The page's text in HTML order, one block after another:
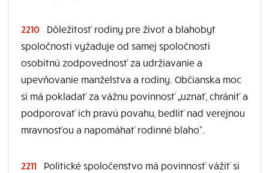
2210
Dôležitosť rodiny pre život a blahobyt
spoločnosti vyžaduje od samej spoločnosti
osobitnú zodpovednosť za udržiavanie a
upevňovanie manželstva a rodiny. Občianska moc
si má pokladať za vážnu povinnosť „uznať, chrániť a
podporovať ich pravú povahu, bedliť nad verejnou
mravnosťou a napomáhať rodinné blaho“.
2211
Politické spoločenstvo má povinnosť vážiť si